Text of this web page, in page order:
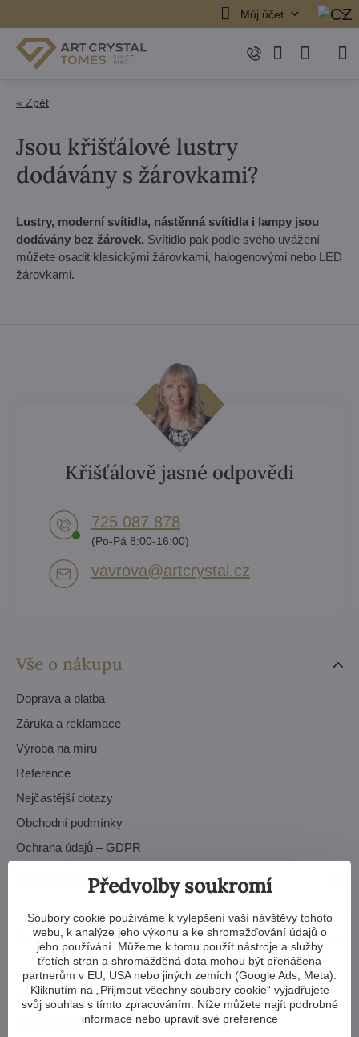
Můj účet
« Zpět
Jsou křišťálové lustry
dodávány s žárovkami?
Lustry, moderní svítidla, nástěnná svítidla i lampy jsou
dodávány bez žárovek. Svítidlo pak podle svého uvážení
můžete osadit klasickými žárovkami, halogenovými nebo LED
žárovkami.
Vše o nákupu
Doprava a platba
Záruka a reklamace
Výroba na míru
Reference
Nejčastější dotazy
Obchodní podmínky
Ochrana údajů – GDPR
Objednávky
Inspirace a návody
Fotogalerie
Videogalerie
Katalog lustrů PDF
Křišťálově jasné odpovědi
725 087 878​
(Po-Pá 8:00-16:00)
vavrova​@artcrystal​.cz
Předvolby soukromí
Soubory cookie používáme k vylepšení vaší návštěvy tohoto
webu, k analýze jeho výkonu a ke shromažďování údajů o
jeho používání. Můžeme k tomu použít nástroje a služby
třetích stran a shromážděná data mohou být přenášena
partnerům v EU, USA nebo jiných zemích (Google Ads, Meta).
Kliknutím na „Přijmout všechny soubory cookie“ vyjadřujete
svůj souhlas s tímto zpracováním. Níže můžete najít podrobné
informace nebo upravit své preference